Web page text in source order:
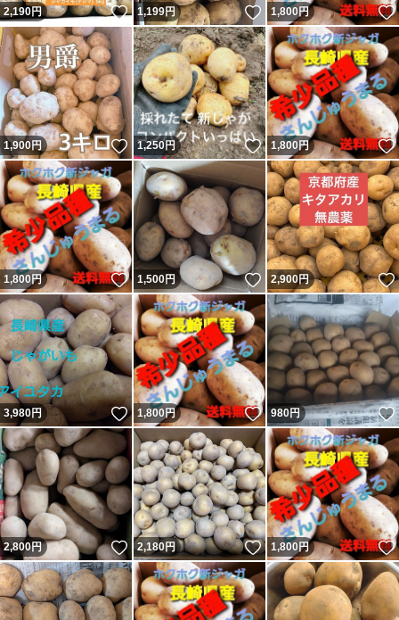
2,190円 いいね！
1,199円 いいね！
1,800 円
1,900円 いいね！
1,250円 いいね！
1,800 円
1,800 円 いいね！
1,500円 いいね！
2,900円
3,980円 いいね！
1,800 円 いいね！
980円
2,800円 いいね！
2,180円 いいね！
1,800 円